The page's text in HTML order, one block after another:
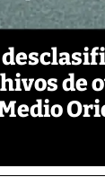
de